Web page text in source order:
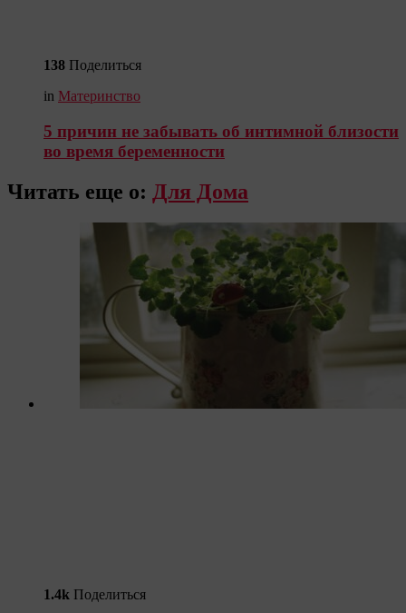
138 Поделиться
in Материнство
5 причин не забывать об интимной близости
во время беременности
Читать еще о: Для Дома
1.4k Поделиться